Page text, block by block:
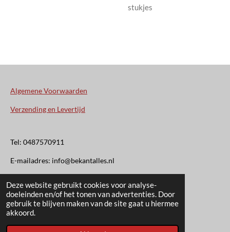
Deze website gebruikt cookies voor analyse-
doeleinden en/of het tonen van advertenties. Door
gebruik te blijven maken van de site gaat u hiermee
akkoord.
stukjes
Algemene Voorwaarden
Verzending en Levertijd
Tel: 0487570911
E-mailadres: info@bekantalles.nl
Rooysestraat 4
6621AM Dreumel
© 2020 - 2026 Bekant Alles